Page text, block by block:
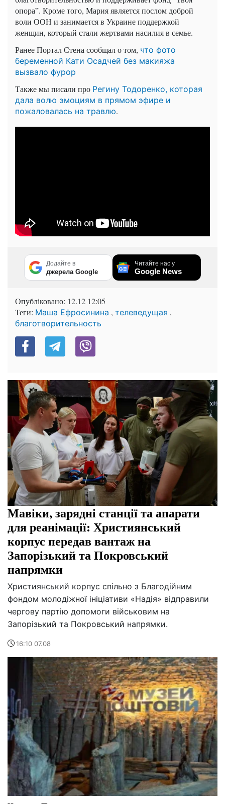
опора”. Кроме того, Мария является послом доброй
воли ООН и занимается в Украине поддержкой
женщин, который стали жертвами насилия в семье.
Ранее Портал Стена сообщал о том, что фото
беременной Кати Осадчей без макияжа
вызвало фурор
Также мы писали про Регину Тодоренко, которая
дала волю эмоциям в прямом эфире и
пожаловалась на травлю.
Додайте в
джерела Google
Читайте нас у
Google News
Опубліковано: 12.12 12:05
Теги: Маша Ефросинина , телеведущая ,
благотворительность
Мавіки, зарядні станції та апарати
для реанімації: Християнський
корпус передав вантаж на
Запорізький та Покровський
напрямки
Християнський корпус спільно з Благодійним
фондом молодіжної ініціативи «Надія» відправили
чергову партію допомоги військовим на
Запорізький та Покровський напрямки.
16:10 07.08